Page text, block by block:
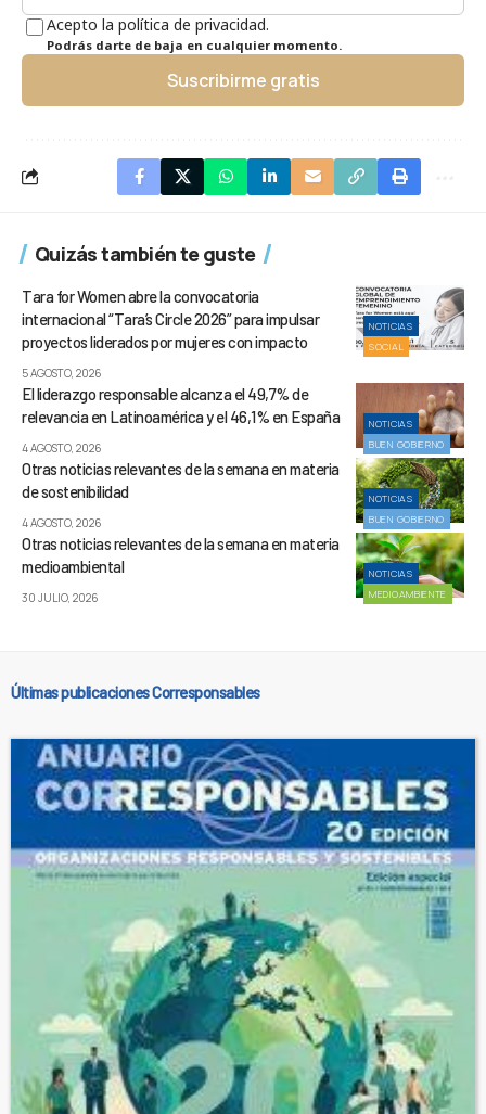
Acepto la política de privacidad.
Podrás darte de baja en cualquier momento.
Suscribirme gratis
Quizás también te guste
NOTICIAS
SOCIAL
Tara for Women abre la convocatoria
internacional “Tara’s Circle 2026” para impulsar
proyectos liderados por mujeres con impacto
5 AGOSTO, 2026
NOTICIAS
BUEN GOBIERNO
El liderazgo responsable alcanza el 49,7% de
relevancia en Latinoamérica y el 46,1% en España
4 AGOSTO, 2026
NOTICIAS
BUEN GOBIERNO
Otras noticias relevantes de la semana en materia
de sostenibilidad
4 AGOSTO, 2026
NOTICIAS
MEDIOAMBIENTE
Otras noticias relevantes de la semana en materia
medioambiental
30 JULIO, 2026
Últimas publicaciones Corresponsables